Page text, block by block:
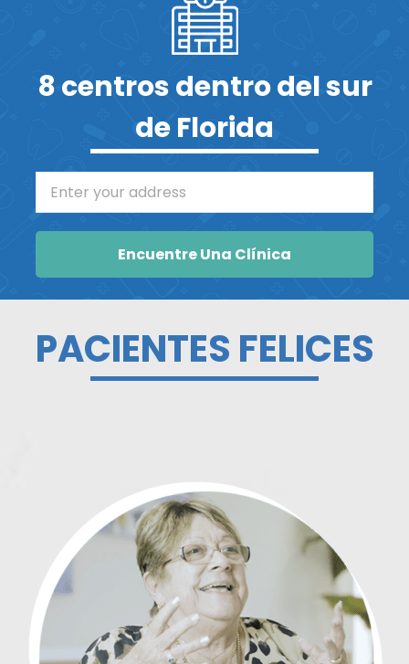
8 centros dentro del sur
de Florida
Enter your address
Encuentre Una Clínica
PACIENTES FELICES